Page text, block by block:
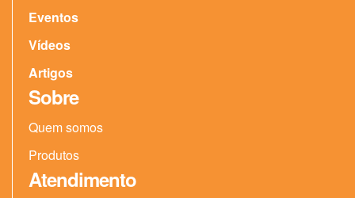
Eventos
Vídeos
Artigos
Sobre
Quem somos
Produtos
Atendimento